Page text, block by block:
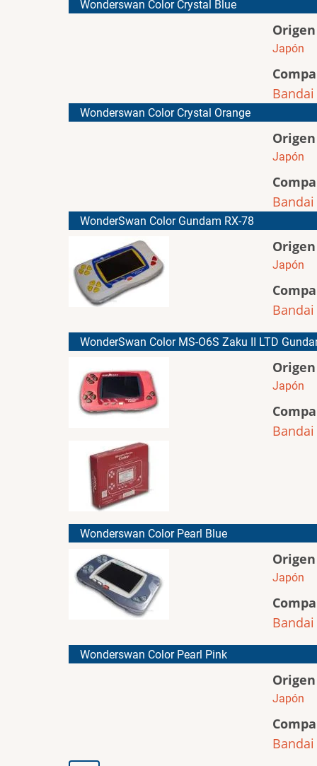
Wonderswan Color Crystal Blue
Origen
Japón
Bandai
Wonderswan Color Crystal Orange
Origen
Japón
Bandai
WonderSwan Color Gundam RX-78
Origen
Japón
Bandai
WonderSwan Color MS-O6S Zaku II LTD
Origen
Japón
Bandai
Wonderswan Color Pearl Blue
Origen
Japón
Bandai
Wonderswan Color Pearl Pink
Origen
Japón
Bandai